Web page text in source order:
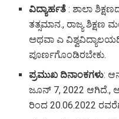
ವಿದ್ಯಾರ್ಹತೆ : ಶಾಲಾ
ತತ್ಸಮಾನ., ರಾಜ್ಯ
ಅಥವಾ ಎ
ಪೂರ್ಣಗೊಂಡಿರಬೇಕು.
ಪ್ರಮುಖ ದಿನಾಂಕಗಳು:
ಜೂನ್​ 7, 2022 ಆಗಿದೆ.,
ರಿಂದ 20.06.2022